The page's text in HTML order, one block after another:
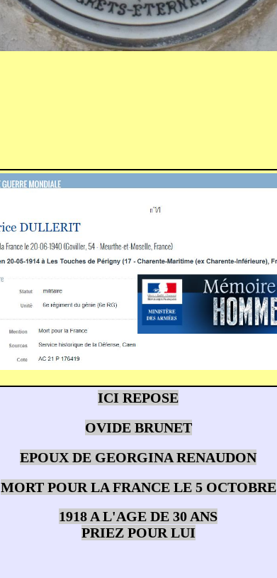
ICI REPOSE
OVIDE BRUNET
EPOUX DE GEORGINA RENAUDON
MORT POUR LA FRANCE LE 5 OCTOBRE
1918 A L'AGE DE 30 ANS
PRIEZ POUR LUI